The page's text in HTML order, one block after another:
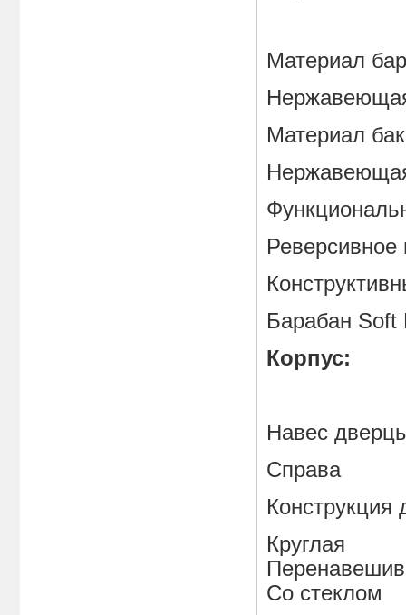
Материал
Материал
Барабан
Корпус:
Навес
Справа
Круглая
Со стеклом